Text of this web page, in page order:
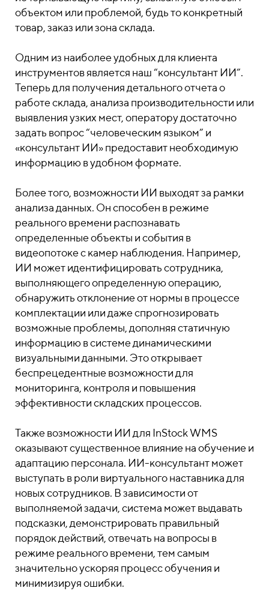
объектом или проблемой, будь то конкретный
товар, заказ или зона склада.
Одним из наиболее удобных для клиента
инструментов является наш “консультант ИИ”.
Теперь для получения детального отчета о
работе склада, анализа производительности или
выявления узких мест, оператору достаточно
задать вопрос “человеческим языком” и
«консультант ИИ» предоставит необходимую
информацию в удобном формате.
Более того, возможности ИИ выходят за рамки
анализа данных. Он способен в режиме
реального времени распознавать
определенные объекты и события в
видеопотоке с камер наблюдения. Например,
ИИ может идентифицировать сотрудника,
выполняющего определенную операцию,
обнаружить отклонение от нормы в процессе
комплектации или даже спрогнозировать
возможные проблемы, дополняя статичную
информацию в системе динамическими
визуальными данными. Это открывает
беспрецедентные возможности для
мониторинга, контроля и повышения
эффективности складских процессов.
Также возможности ИИ для InStock WMS
оказывают существенное влияние на обучение и
адаптацию персонала. ИИ-консультант может
выступать в роли виртуального наставника для
новых сотрудников. В зависимости от
выполняемой задачи, система может выдавать
подсказки, демонстрировать правильный
порядок действий, отвечать на вопросы в
режиме реального времени, тем самым
значительно ускоряя процесс обучения и
минимизируя ошибки.